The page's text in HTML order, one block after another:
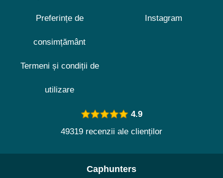
Preferințe de
consimțământ
Termeni și condiții de
utilizare
Instagram
4.9
49319 recenzii ale clienților
Caphunters